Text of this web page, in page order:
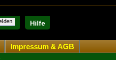
Hilfe
Impressum & AGB